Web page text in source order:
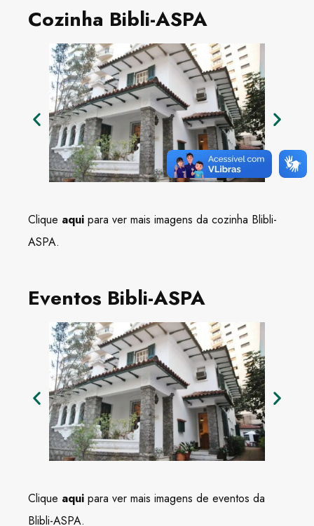
Cozinha Bibli-ASPA
Clique aqui para ver mais imagens da cozinha Blibli-
ASPA.
Eventos Bibli-ASPA
Clique aqui para ver mais imagens de eventos da
Blibli-ASPA.